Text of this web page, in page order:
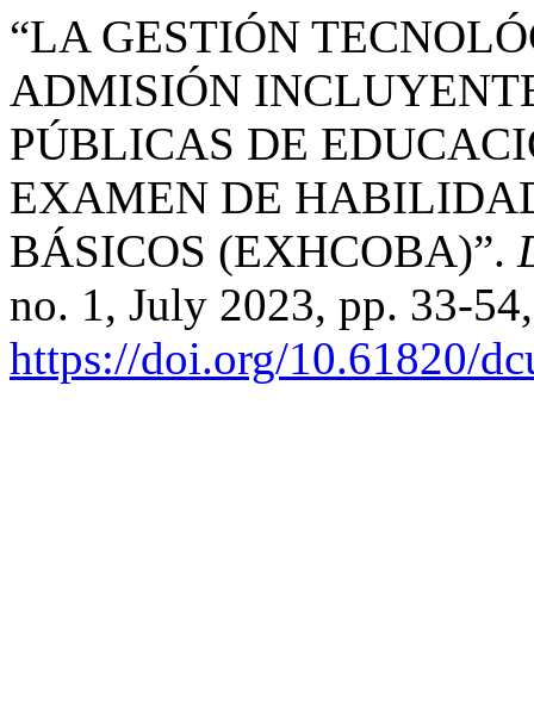
“LA GESTIÓN
ADMISIÓN
PÚBLICAS DE
EXAMEN DE
BÁSICOS (EXHCOBA)”.
no. 1, July 2023, pp. 33-54,
https://doi.org/10.61820/